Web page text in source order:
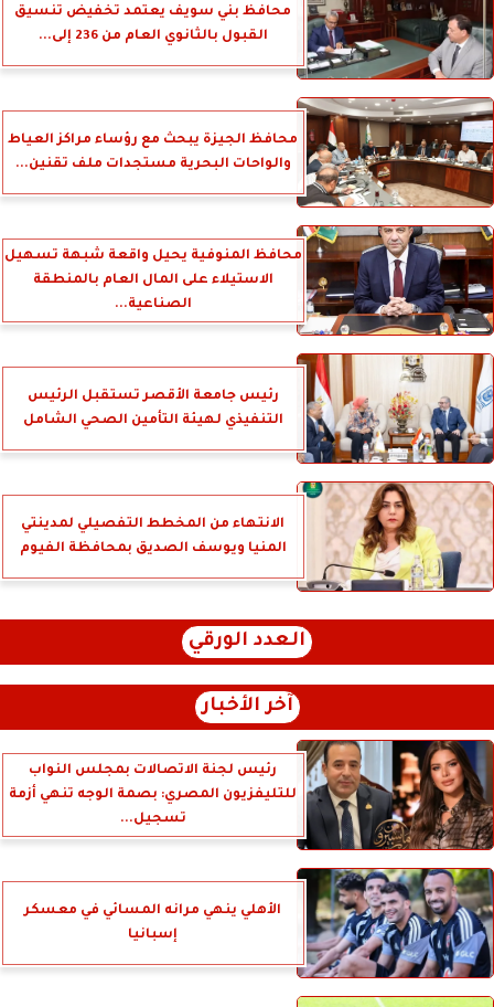
محافظ بني سويف يعتمد تخفيض تنسيق
القبول بالثانوي العام من 236 إلى...
محافظ الجيزة يبحث مع رؤساء مراكز العياط
والواحات البحرية مستجدات ملف تقنين...
محافظ المنوفية يحيل واقعة شبهة تسهيل
الاستيلاء على المال العام بالمنطقة
الصناعية...
رئيس جامعة الأقصر تستقبل الرئيس
التنفيذي لهيئة التأمين الصحي الشامل
الانتهاء من المخطط التفصيلي لمدينتي
المنيا ويوسف الصديق بمحافظة الفيوم
العدد الورقي
آخر الأخبار
رئيس لجنة الاتصالات بمجلس النواب
للتليفزيون المصري: بصمة الوجه تنهي أزمة
تسجيل...
الأهلي ينهي مرانه المسائي في معسكر
إسبانيا